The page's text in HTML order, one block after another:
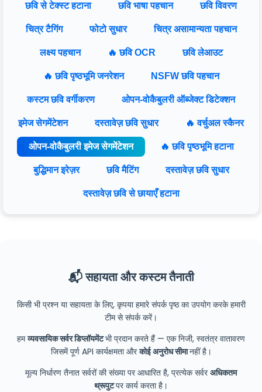
छवि से टेक्स्ट हटाना छवि भाषा पहचान छवि विवरण
चित्र टैगिंग फोटो सुधार चित्र असामान्यता पहचान
लक्ष्य पहचान 🔥 छवि OCR छवि लेआउट
🔥 छवि पृष्ठभूमि जनरेशन NSFW छवि पहचान
कस्टम छवि वर्गीकरण ओपन-वोकैबुलरी ऑब्जेक्ट डिटेक्शन
इमेज सेगमेंटेशन दस्तावेज़ छवि सुधार 🔥 वर्चुअल स्कैनर
ओपन-वोकैबुलरी इमेज सेगमेंटेशन 🔥 छवि पृष्ठभूमि हटाना
बुद्धिमान इरेज़र छवि मैटिंग दस्तावेज़ छवि सुधार
दस्तावेज़ छवि से छायाएँ हटाना
📬 सहायता और कस्टम तैनाती
किसी भी प्रश्न या सहायता के लिए, कृपया हमारे संपर्क पृष्ठ का उपयोग करके हमारी
टीम से संपर्क करें।
हमव्यवसायिक सर्वर डिप्लॉयमेंटभी प्रदान करते हैं — एक निजी, स्वतंत्र वातावरण
जिसमें पूर्ण API कार्यक्षमता औरकोई अनुरोध सीमानहीं है।
मूल्य निर्धारण तैनात सर्वरों की संख्या पर आधारित है, प्रत्येक सर्वरअधिकतम
थ्रूपुटपर कार्य करता है।